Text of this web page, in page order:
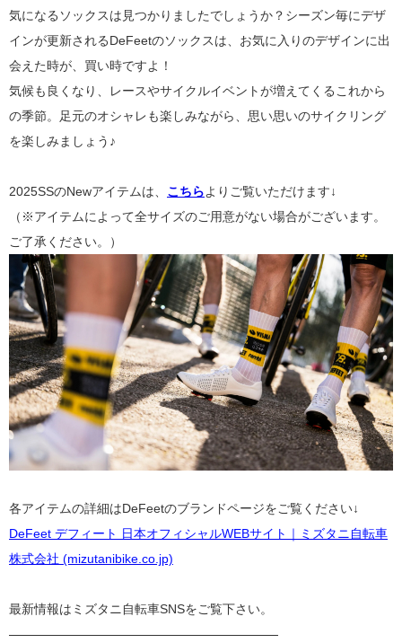
気になるソックスは見つかりましたでしょうか？シーズン毎にデザ
インが更新されるDeFeetのソックスは、お気に入りのデザインに出
会えた時が、買い時ですよ！
気候も良くなり、レースやサイクルイベントが増えてくるこれから
の季節。足元のオシャレも楽しみながら、思い思いのサイクリング
を楽しみましょう♪
2025SSのNewアイテムは、 こちらよりご覧いただけます↓
（※アイテムによって全サイズのご用意がない場合がございます。
ご了承ください。）
各アイテムの詳細はDeFeetのブランドページをご覧ください↓
DeFeet デフィート 日本オフィシャルWEBサイト｜ミズタニ自転車
株式会社 (mizutanibike.co.jp)
最新情報はミズタニ自転車SNSをご覧下さい。
————————————————————